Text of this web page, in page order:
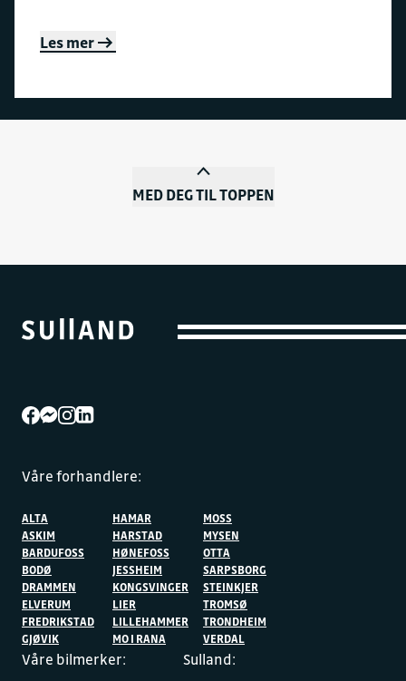
Les mer
MED DEG TIL TOPPEN
Våre forhandlere:
ALTA
ASKIM
BARDUFOSS
BODØ
DRAMMEN
ELVERUM
FREDRIKSTAD
GJØVIK
HAMAR
HARSTAD
HØNEFOSS
JESSHEIM
KONGSVINGER
LIER
LILLEHAMMER
MO I RANA
MOSS
MYSEN
OTTA
SARPSBORG
STEINKJER
TROMSØ
TRONDHEIM
VERDAL
Våre bilmerker: Sulland: